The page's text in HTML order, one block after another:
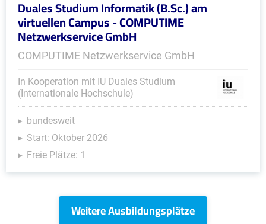
Duales Studium Informatik (B.Sc.) am
virtuellen Campus - COMPUTIME
Netzwerkservice GmbH
COMPUTIME Netzwerkservice GmbH
In Kooperation mit IU Duales Studium
(Internationale Hochschule)
bundesweit
Start: Oktober 2026
Freie Plätze: 1
Weitere Ausbildungsplätze